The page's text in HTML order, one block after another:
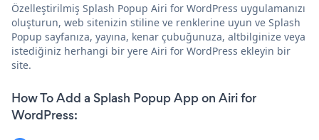
Özelleştirilmiş Splash Popup Airi for WordPress uygulamanızı
oluşturun, web sitenizin stiline ve renklerine uyun ve Splash
Popup sayfanıza, yayına, kenar çubuğunuza, altbilginize veya
istediğiniz herhangi bir yere Airi for WordPress ekleyin bir
site.
How To Add a Splash Popup App on Airi for
WordPress: